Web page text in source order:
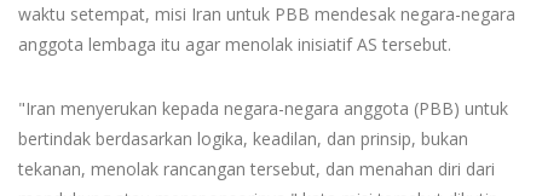
waktu setempat, misi Iran untuk PBB mendesak negara-negara
anggota lembaga itu agar menolak inisiatif AS tersebut.
"Iran menyerukan kepada negara-negara anggota (PBB) untuk
bertindak berdasarkan logika, keadilan, dan prinsip, bukan
tekanan, menolak rancangan tersebut, dan menahan diri dari